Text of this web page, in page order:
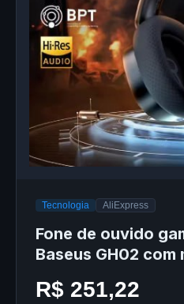
Tecnologia AliExpress
Fone de ouvido
Baseus GH02
R$ 251,22